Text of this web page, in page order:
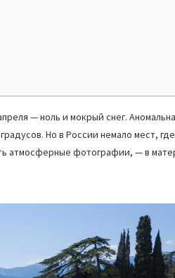
— ноль и мокрый снег.
Но в России немало мест,
атмосферные фотографии, — в